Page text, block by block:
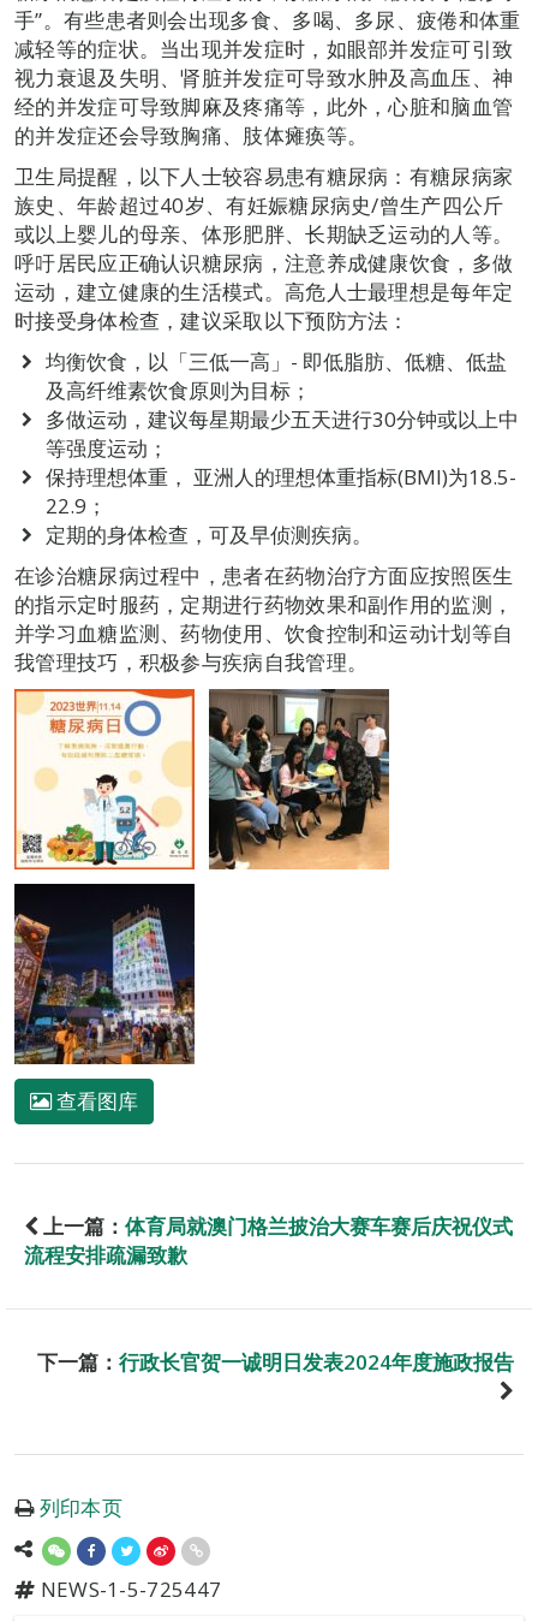
手”。有些患者则会出现多食、多喝、多尿、疲倦和体重
减轻等的症状。当出现并发症时，如眼部并发症可引致
视力衰退及失明、肾脏并发症可导致水肿及高血压、神
经的并发症可导致脚麻及疼痛等，此外，心脏和脑血管
的并发症还会导致胸痛、肢体瘫痪等。
卫生局提醒，以下人士较容易患有糖尿病：有糖尿病家
族史、年龄超过40岁、有妊娠糖尿病史/曾生产四公斤
或以上婴儿的母亲、体形肥胖、长期缺乏运动的人等。
呼吁居民应正确认识糖尿病，注意养成健康饮食，多做
运动，建立健康的生活模式。高危人士最理想是每年定
时接受身体检查，建议采取以下预防方法：
均衡饮食，以「三低一高」- 即低脂肪、低糖、低盐
及高纤维素饮食原则为目标；
多做运动，建议每星期最少五天进行30分钟或以上中
等强度运动；
保持理想体重， 亚洲人的理想体重指标(BMI)为18.5-
22.9；
定期的身体检查，可及早侦测疾病。
在诊治糖尿病过程中，患者在药物治疗方面应按照医生
的指示定时服药，定期进行药物效果和副作用的监测，
并学习血糖监测、药物使用、饮食控制和运动计划等自
我管理技巧，积极参与疾病自我管理。
查看图库
上一篇： 体育局就澳门格兰披治大赛车赛后庆祝仪式
流程安排疏漏致歉
下一篇： 行政长官贺一诚明日发表2024年度施政报告
列印本页
NEWS-1-5-725447